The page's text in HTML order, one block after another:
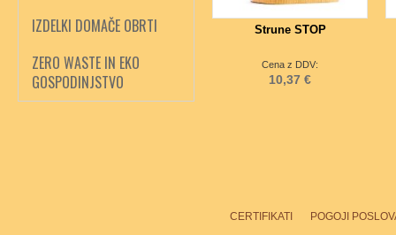
IZDELKI DOMAČE OBRTI
ZERO WASTE IN EKO
GOSPODINJSTVO
Strune STOP
Cena z DDV:
10,37 €
CERTIFIKATI POGOJI